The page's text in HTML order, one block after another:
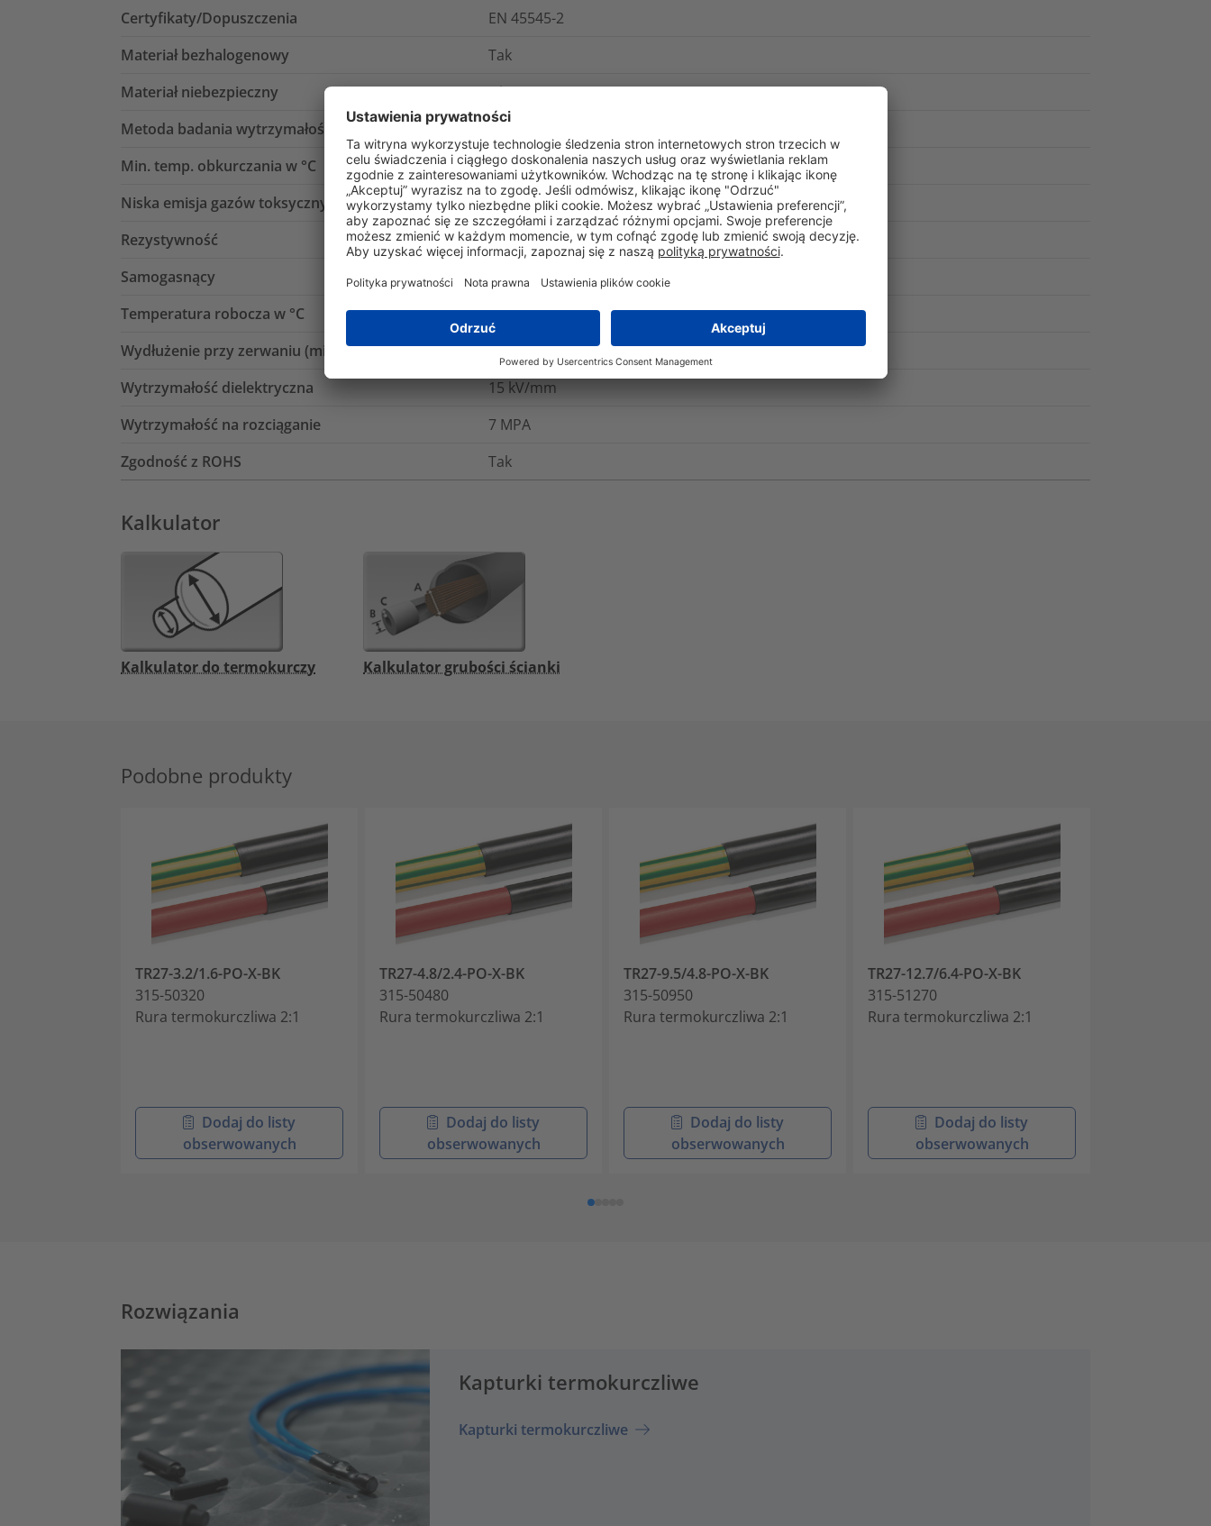
Certyfikaty/Dopuszczenia
EN 45545-2
Materiał bezhalogenowy
Tak
Materiał niebezpieczny
Nie
Metoda badania wytrzymałości dielektrycznej
IEC 684 P2
Min. temp. obkurczania w °C
+115°C
Niska emisja gazów toksycznych (LFH)
Tak
Rezystywność
10¹³ Ω cm
Samogasnący
Tak
Temperatura robocza w °C
-40°C do +105°C
Wydłużenie przy zerwaniu (min.)
200%
Wytrzymałość dielektryczna
15 kV/mm
Wytrzymałość na rozciąganie
7 MPA
Zgodność z ROHS
Tak
Kalkulator
Kalkulator do termokurczy Kalkulator grubości ścianki
Podobne produkty
TR27-3.2/1.6-PO-X-BK
315-50320
Rura termokurczliwa 2:1
Dodaj do listy
obserwowanych
TR27-4.8/2.4-PO-X-BK
315-50480
Rura termokurczliwa 2:1
Dodaj do listy
obserwowanych
TR27-9.5/4.8-PO-X-BK
315-50950
Rura termokurczliwa 2:1
Dodaj do listy
obserwowanych
TR27-12.7/6.4-PO-X-BK
315-51270
Rura termokurczliwa 2:1
Dodaj do listy
obserwowanych
Rozwiązania
Kapturki termokurczliwe
Kapturki termokurczliwe